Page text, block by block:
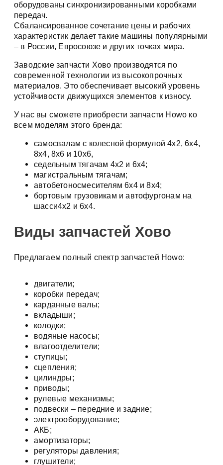
оборудованы синхронизированными коробками
передач.
Сбалансированное сочетание цены и рабочих
характеристик делает такие машины популярными
– в России, Евросоюзе и других точках мира.
Заводские запчасти Хово производятся по
современной технологии из высокопрочных
материалов. Это обеспечивает высокий уровень
устойчивости движущихся элементов к износу.
У нас вы сможете приобрести запчасти Howo ко
всем моделям этого бренда:
самосвалам с колесной формулой 4х2, 6х4,
8х4, 8х6 и 10х6,
седельным тягачам 4х2 и 6х4;
магистральным тягачам;
автобетоносмесителям 6х4 и 8х4;
бортовым грузовикам и автофургонам на
шасси4х2 и 6х4.
Виды запчастей Хово
Предлагаем полный спектр запчастей Howo:
двигатели;
коробки передач;
карданные валы;
вкладыши;
колодки;
водяные насосы;
влагоотделители;
ступицы;
сцепления;
цилиндры;
приводы;
рулевые механизмы;
подвески – передние и задние;
электрооборудование;
АКБ;
амортизаторы;
регуляторы давления;
глушители;